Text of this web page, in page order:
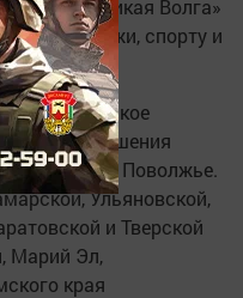
«Великая Волга»
молодежи, спорту и
туристическое
целью повышения
в Среднем Поволжье.
Ульяновской,
и Тверской
Марий Эл,
края